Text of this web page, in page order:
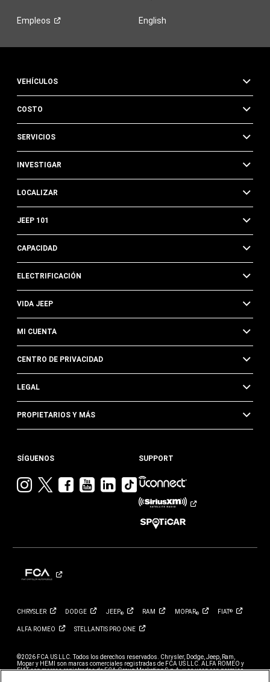
Empleos English
VEHÍCULOS
COSTO
SERVICIOS
INVESTIGAR
LOCALIZAR
JEEP 101
CAPACIDAD
ELECTRIFICACIÓN
VIDA JEEP
MI CUENTA
CENTRO DE PRIVACIDAD
LEGAL
PROPIETARIOS Y MÁS
SÍGUENOS
VisitaVisitaVisitaVisita
YouTube
Visita
Jeep
Linkedin
Visita
Jeep
en
TikTok
SUPPORT
CHRYSLER DODGE JEEP® RAM MOPAR® FIAT®
ALFA ROMEO STELLANTIS PRO ONE
©2026 FCA US LLC. Todos los derechos reservados. Chrysler, Dodge, Jeep, Ram,
Mopar y HEMI son marcas comerciales registradas de FCA US LLC. ALFA ROMEO y
FIAT son marcas registradas de FCA Group Marketing S.p.A. y se usan con permiso.